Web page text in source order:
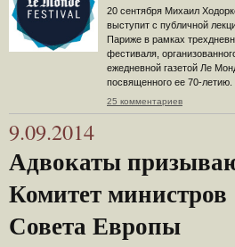
20 сентября Михаил
выступит с публичной
Париже в рамках
фестиваля,
ежедневной газетой Ле
посвященного ее 70-летию.
25 комментариев
9.09.2014
Адвокаты
Комитет министров
Совета Европы